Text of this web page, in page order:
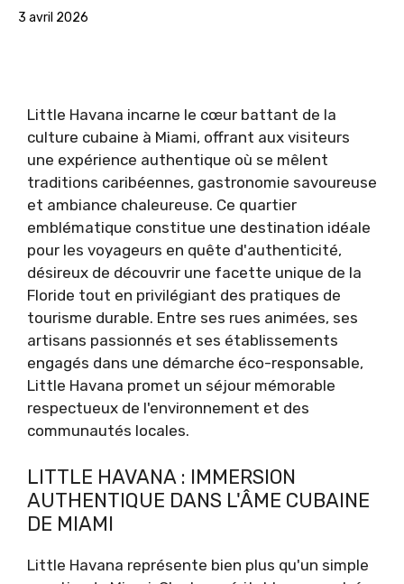
3 avril 2026
Little Havana incarne le cœur battant de la
culture cubaine à Miami, offrant aux visiteurs
une expérience authentique où se mêlent
traditions caribéennes, gastronomie savoureuse
et ambiance chaleureuse. Ce quartier
emblématique constitue une destination idéale
pour les voyageurs en quête d'authenticité,
désireux de découvrir une facette unique de la
Floride tout en privilégiant des pratiques de
tourisme durable. Entre ses rues animées, ses
artisans passionnés et ses établissements
engagés dans une démarche éco-responsable,
Little Havana promet un séjour mémorable
respectueux de l'environnement et des
communautés locales.
LITTLE HAVANA : IMMERSION
AUTHENTIQUE DANS L'ÂME CUBAINE
DE MIAMI
Little Havana représente bien plus qu'un simple